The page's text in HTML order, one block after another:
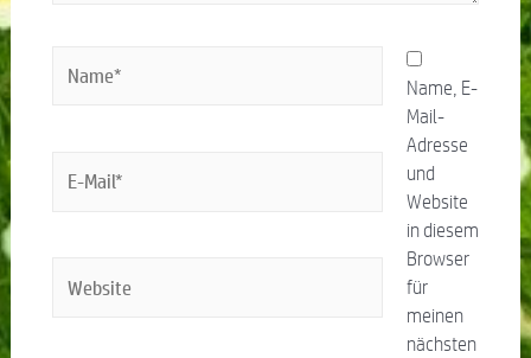
Name, E-
Mail-
Adresse
und
Website
in diesem
Browser
für
meinen
nächsten